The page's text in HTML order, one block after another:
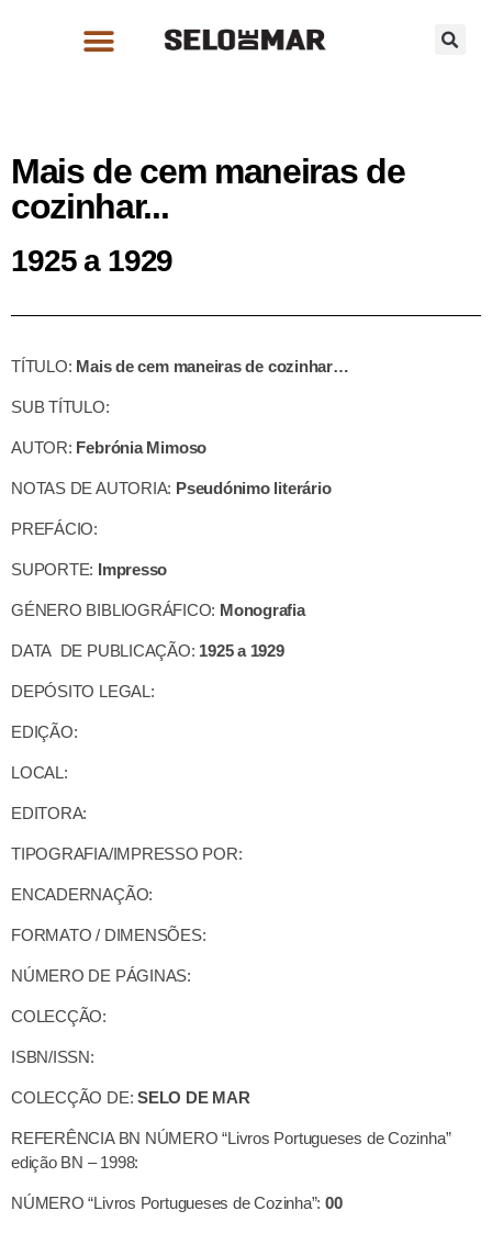
Mais de cem maneiras de
cozinhar...
1925 a 1929
TÍTULO: Mais de cem maneiras de cozinhar…
SUB TÍTULO:
AUTOR: Febrónia Mimoso
NOTAS DE AUTORIA: Pseudónimo literário
PREFÁCIO:
SUPORTE: Impresso
GÉNERO BIBLIOGRÁFICO: Monografia
DATA DE PUBLICAÇÃO: 1925 a 1929
DEPÓSITO LEGAL:
EDIÇÃO:
LOCAL:
EDITORA:
TIPOGRAFIA/IMPRESSO POR:
ENCADERNAÇÃO:
FORMATO / DIMENSÕES:
NÚMERO DE PÁGINAS:
COLECÇÃO:
ISBN/ISSN:
COLECÇÃO DE:SELO DE MAR
REFERÊNCIA BN NÚMERO “Livros Portugueses de Cozinha”
edição BN – 1998:
NÚMERO “Livros Portugueses de Cozinha”: 00